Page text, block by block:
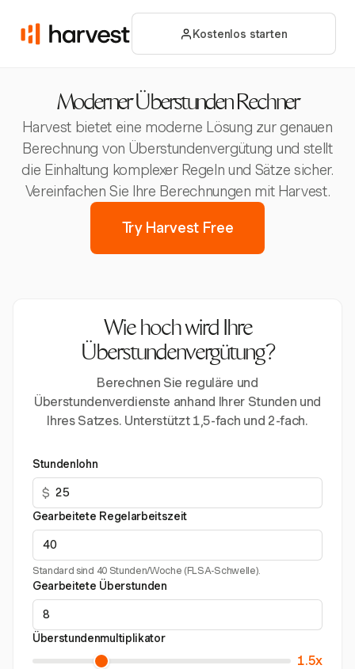
Kostenlos starten
Moderner Überstunden Rechner
Harvest bietet eine moderne Lösung zur genauen
Berechnung von Überstundenvergütung und stellt
die Einhaltung komplexer Regeln und Sätze sicher.
Vereinfachen Sie Ihre Berechnungen mit Harvest.
Try Harvest Free
Wie hoch wird Ihre
Überstundenvergütung?
Berechnen Sie reguläre und
Überstundenverdienste anhand Ihrer Stunden und
Ihres Satzes. Unterstützt 1,5-fach und 2-fach.
Stundenlohn
$
Gearbeitete Regelarbeitszeit
Standard sind 40 Stunden/Woche (FLSA-Schwelle).
Gearbeitete Überstunden
Überstundenmultiplikator
1.5x